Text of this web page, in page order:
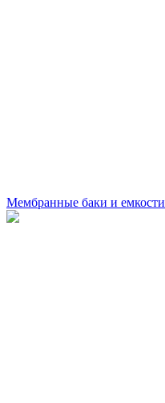
Мембранные баки и емкости